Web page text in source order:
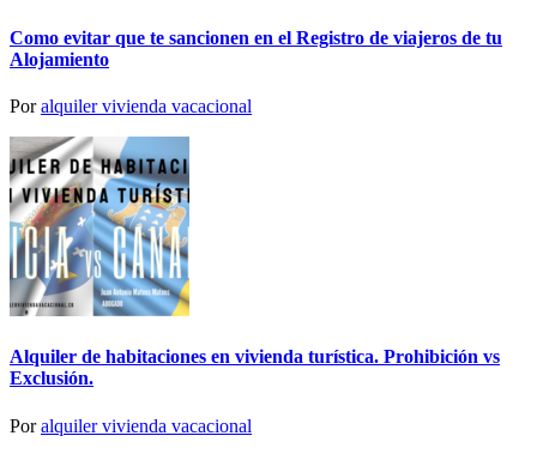
Como evitar que te sancionen en el Registro de viajeros de tu
Alojamiento
Poralquiler vivienda vacacional
Alquiler de habitaciones en vivienda turística. Prohibición vs
Exclusión.
Poralquiler vivienda vacacional